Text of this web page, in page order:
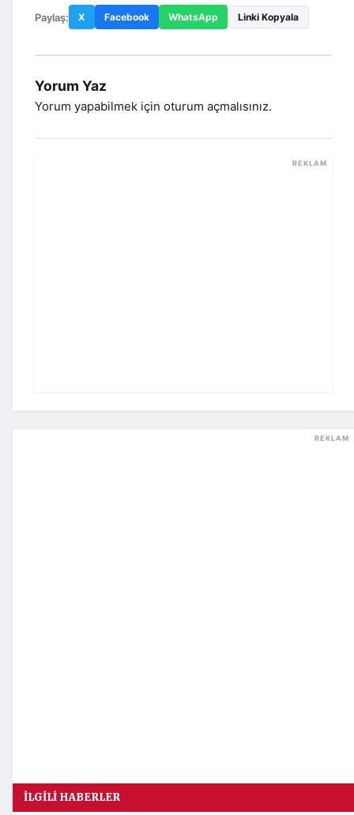
Paylaş: X Facebook WhatsApp Linki Kopyala
Yorum Yaz
Yorum yapabilmek için oturum açmalısınız.
REKLAM
REKLAM
İLGILI HABERLER